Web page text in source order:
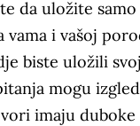
da uložite
vama i vašoj
biste uložili
mogu
imaju